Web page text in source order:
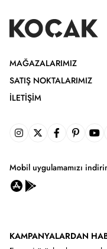
MAĞAZALARIMIZ
SATIŞ NOKTALARIMIZ
İLETIŞIM
Mobil uygulamamızı
KAMPANYALARDAN